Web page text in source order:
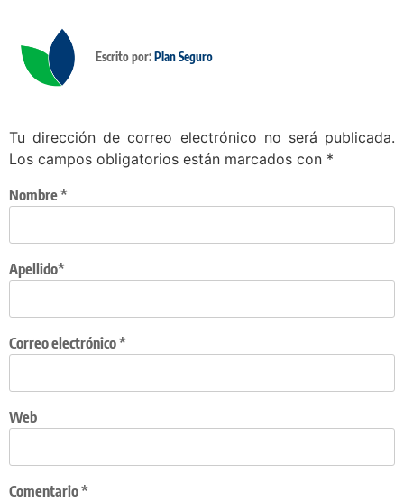
Escrito por: Plan Seguro
Tu dirección de correo electrónico no será publicada.
Los campos obligatorios están marcados con *
Apellido*
Nombre*
Correo electrónico*
Web
Comentario*